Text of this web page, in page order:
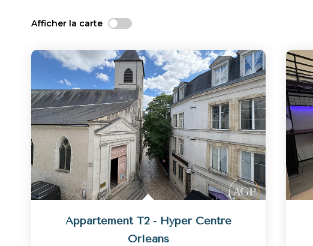
Afficher la carte
Appartement T2 - Hyper Centre
Orleans